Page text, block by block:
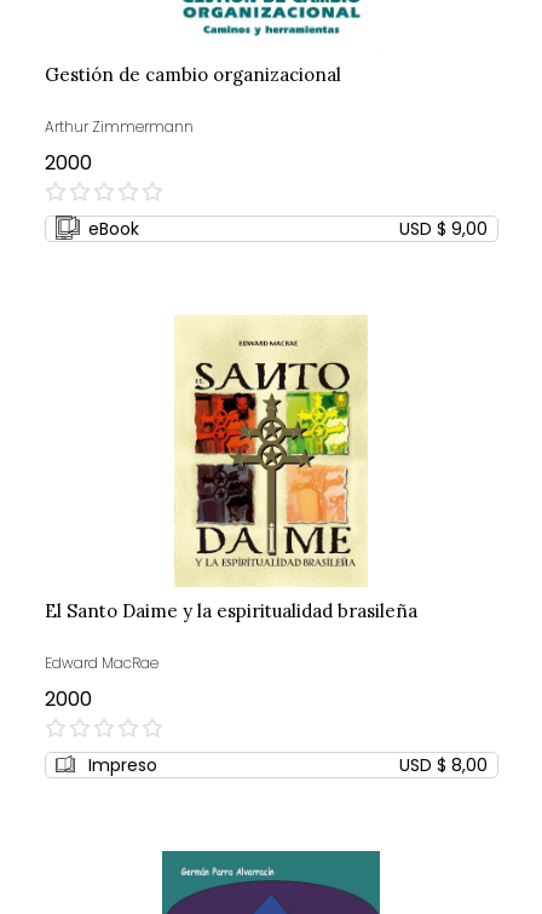
Gestión de cambio organizacional
Arthur Zimmermann
2000
0%
eBook USD $ 9,00
El Santo Daime y la espiritualidad brasileña
Edward MacRae
2000
0%
Impreso USD $ 8,00